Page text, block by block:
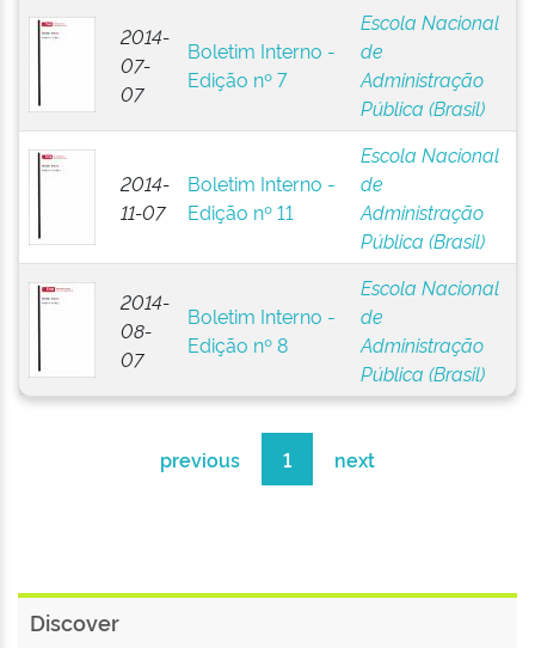
2014-
07-
07
Boletim Interno -
Edição nº 7
Escola Nacional
de
Administração
Pública (Brasil)
2014-
11-07
Boletim Interno -
Edição nº 11
Escola Nacional
de
Administração
Pública (Brasil)
2014-
08-
07
Boletim Interno -
Edição nº 8
Escola Nacional
de
Administração
Pública (Brasil)
previous 1 next
Discover